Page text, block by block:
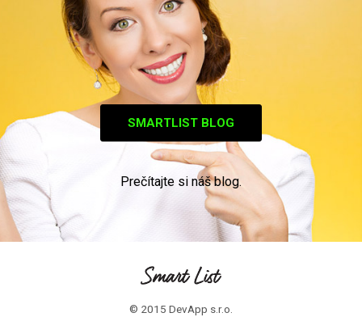
SMARTLIST BLOG
Prečítajte si náš blog.
© 2015 DevApp s.r.o.